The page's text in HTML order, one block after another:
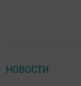
НОВОСТИ